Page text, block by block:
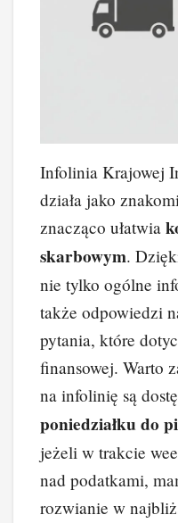
Infolinia Krajowej
działa jako
znacząco ułatwia
skarbowym.
nie tylko ogólne
także odpowiedzi
pytania, które
finansowej. Warto
na infolinię są
poniedziałku do
jeżeli w trakcie
nad podatkami,
rozwianie w